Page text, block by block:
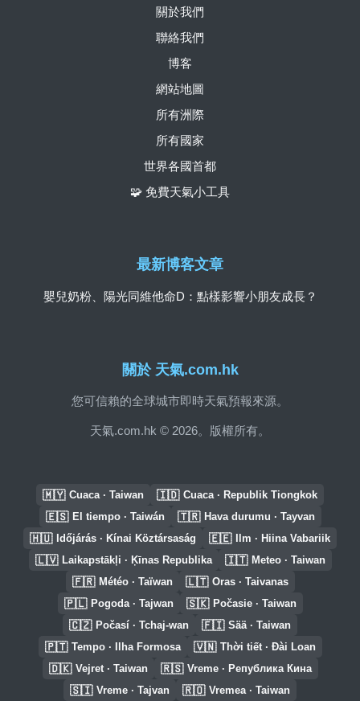
關於 天氣.com.hk
您可信賴的全球城市即時天氣預報來源。
天氣.com.hk © 2026。版權所有。
關於我們
聯絡我們
博客
網站地圖
所有洲際
所有國家
世界各國首都
🧩 免費天氣小工具
最新博客文章
嬰兒奶粉、陽光同維他命D：點樣影響小朋友成長？
🇲🇾 Cuaca · Taiwan 🇮🇩 Cuaca · Republik Tiongkok
🇪🇸 El tiempo · Taiwán 🇹🇷 Hava durumu · Tayvan
🇭🇺 Időjárás · Kínai Köztársaság 🇪🇪 Ilm · Hiina Vabariik
🇱🇻 Laikapstākļi · Ķīnas Republika 🇮🇹 Meteo · Taiwan
🇫🇷 Météo · Taïwan 🇱🇹 Oras · Taivanas
🇵🇱 Pogoda · Tajwan 🇸🇰 Počasie · Taiwan
🇨🇿 Počasí · Tchaj-wan 🇫🇮 Sää · Taiwan
🇵🇹 Tempo · Ilha Formosa 🇻🇳 Thời tiết · Đài Loan
🇩🇰 Vejret · Taiwan 🇷🇸 Vreme · Република Кина
🇸🇮 Vreme · Tajvan 🇷🇴 Vremea · Taiwan